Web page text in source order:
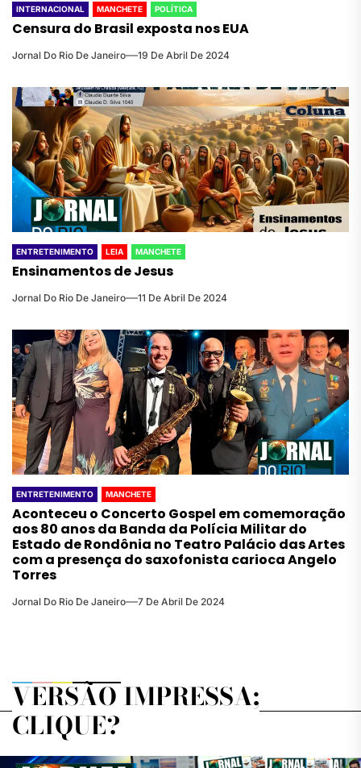
INTERNACIONAL MANCHETE POLÍTICA
Censura do Brasil exposta nos EUA
Jornal Do Rio De Janeiro 19 De Abril De 2024
ENTRETENIMENTO LEIA MANCHETE
Ensinamentos de Jesus
Jornal Do Rio De Janeiro 11 De Abril De 2024
ENTRETENIMENTO MANCHETE
Aconteceu o Concerto Gospel em comemoração
aos 80 anos da Banda da Polícia Militar do
Estado de Rondônia no Teatro Palácio das Artes
com a presença do saxofonista carioca Angelo
Torres
Jornal Do Rio De Janeiro 7 De Abril De 2024
VERSÃO IMPRESSA;
CLIQUE?